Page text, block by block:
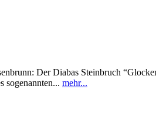
Der Diabas Steinbruch
sogenannten... mehr...